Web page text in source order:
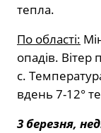
тепла.
По області:
опадів. Вітер
с.
вдень 7-12°
3 березня,